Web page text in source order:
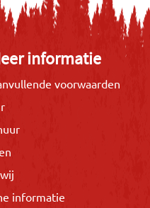
informatie
voorwaarden
informatie